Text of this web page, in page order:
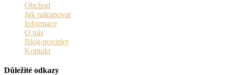
Obchod
Jak nakupovat
Informace
O nás
Blog-novinky
Kontakt
Důležité odkazy